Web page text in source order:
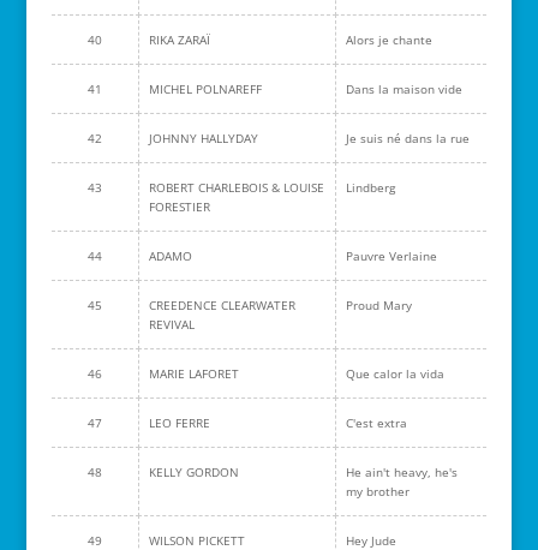
40 RIKA ZARAÏ Alors je chante
41 MICHEL POLNAREFF Dans la maison vide
42 JOHNNY HALLYDAY Je suis né dans la rue
43
ROBERT CHARLEBOIS & LOUISE
FORESTIER
Lindberg
44 ADAMO Pauvre Verlaine
45
CREEDENCE CLEARWATER
REVIVAL
Proud Mary
46 MARIE LAFORET Que calor la vida
47 LEO FERRE C'est extra
48 KELLY GORDON
He ain't heavy, he's
my brother
49 WILSON PICKETT Hey Jude